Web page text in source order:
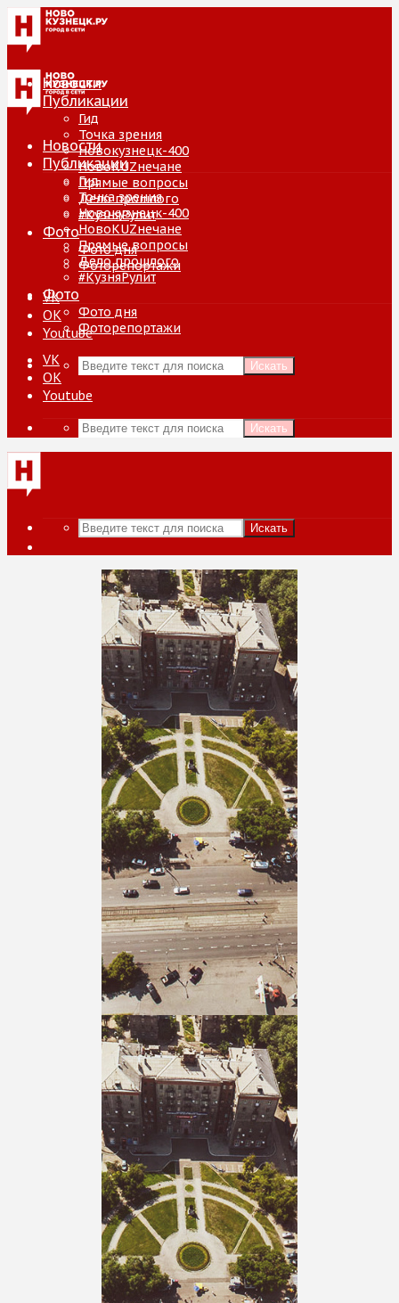
Новости
Публикации
Гид
Точка зрения
Новокузнецк-400
НовоKUZнечане
Прямые вопросы
Дело прошлого
#КузняРулит
Фото
Фото дня
Фоторепортажи
VK
ОК
Youtube
Искать
Новости
Публикации
Гид
Точка зрения
Новокузнецк-400
НовоKUZнечане
Прямые вопросы
Дело прошлого
#КузняРулит
Фото
Фото дня
Фоторепортажи
VK
ОК
Youtube
Искать
Искать